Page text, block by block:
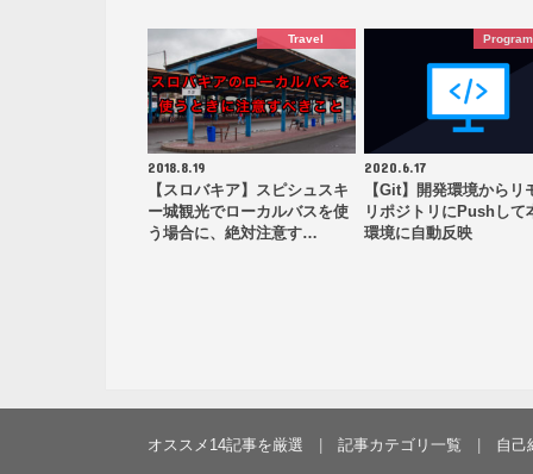
Travel
2018.8.19
【スロバキア】スピシュスキ
ー城観光でローカルバスを使
う場合に、絶対注意す…
2020.6.17
【Git】開発環境からリ
リポジトリにPushして
環境に自動反映
オススメ14記事を厳選 記事カテゴリ一覧 自己